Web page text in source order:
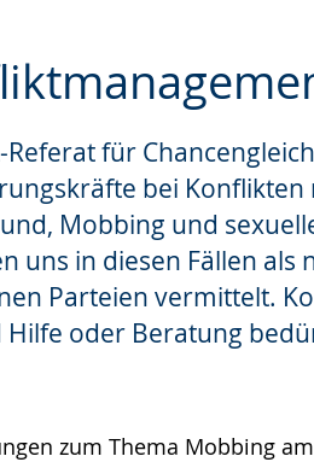
Referat für
bei
Mobbing und
uns in diesen Fällen als
Parteien vermittelt.
Hilfe oder Beratung
zum Thema Mobbing